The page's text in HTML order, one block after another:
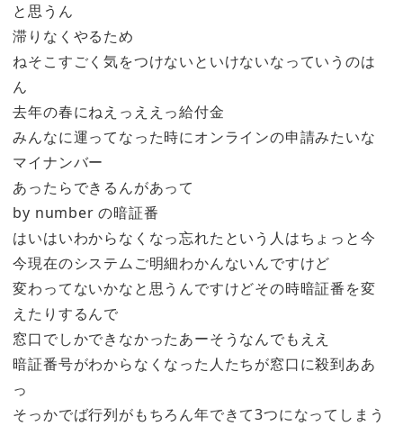
と思うん
滞りなくやるため
ねそこすごく気をつけないといけないなっていうのは
ん
去年の春にねえっええっ給付金
みんなに運ってなった時にオンラインの申請みたいな
マイナンバー
あったらできるんがあって
by number の暗証番
はいはいわからなくなっ忘れたという人はちょっと今
今現在のシステムご明細わかんないんですけど
変わってないかなと思うんですけどその時暗証番を変
えたりするんで
窓口でしかできなかったあーそうなんでもええ
暗証番号がわからなくなった人たちが窓口に殺到ああ
っ
そっかでば行列がもちろん年できて3つになってしまう